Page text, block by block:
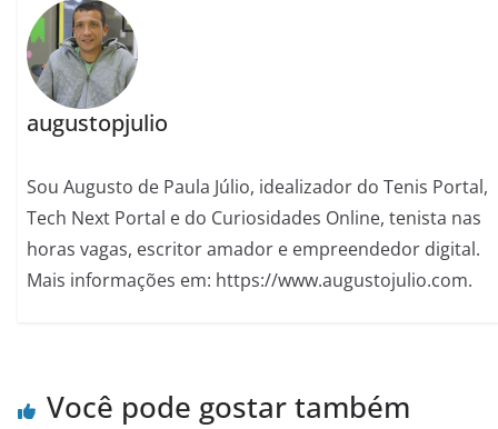
augustopjulio
Sou Augusto de Paula Júlio, idealizador do Tenis Portal,
Tech Next Portal e do Curiosidades Online, tenista nas
horas vagas, escritor amador e empreendedor digital.
Mais informações em: https://www.augustojulio.com.
Você pode gostar também